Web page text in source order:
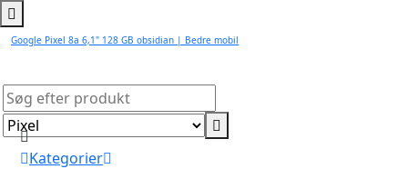
Google Pixel 8a 6,1" 128 GB obsidian | Bedre mobil
Kategorier